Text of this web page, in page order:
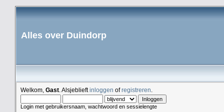
Alles over Duindorp
Welkom, Gast . Alsjeblieftinloggen ofregistreren
Login met gebruikersnaam, wachtwoord en sessielengte